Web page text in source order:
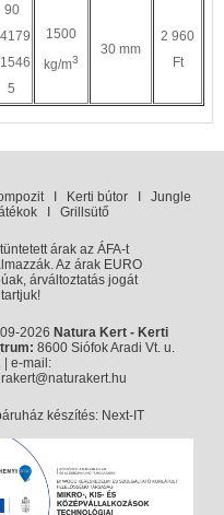
90
5
1500
kg/m3
30 mm
2 960
Ft
I Kerti bútorI Jungle
I Grillsütő
árak az ÁFA-t
Az árak EURO
árváltoztatás jogát
2026 Natura Kert - Kerti
8600 Siófok Aradi Vt. u.
| e-mail:
készítés: Next-IT